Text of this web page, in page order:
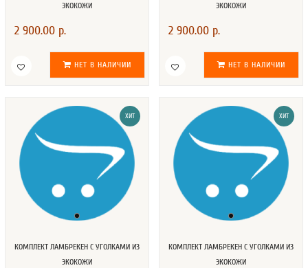
ЭКОКОЖИ
2 900.00 р.
НЕТ В НАЛИЧИИ
ЭКОКОЖИ
2 900.00 р.
НЕТ В НАЛИЧИИ
ХИТ
КОМПЛЕКТ ЛАМБРЕКЕН С УГОЛКАМИ ИЗ
ЭКОКОЖИ
ХИТ
КОМПЛЕКТ ЛАМБРЕКЕН С УГОЛКАМИ ИЗ
ЭКОКОЖИ